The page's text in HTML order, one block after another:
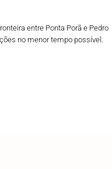
entre Ponta Porã e Pedro
no menor tempo possível.